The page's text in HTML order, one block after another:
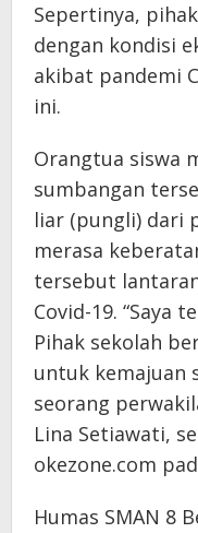
Sepertinya,
dengan kondisi
akibat pandemi
ini.
Orangtua siswa
sumbangan
liar (pungli) dari
merasa
tersebut
Covid-19. “Saya
Pihak sekolah
untuk kemajuan
seorang
Lina Setiawati,
okezone.com
Humas SMAN 8